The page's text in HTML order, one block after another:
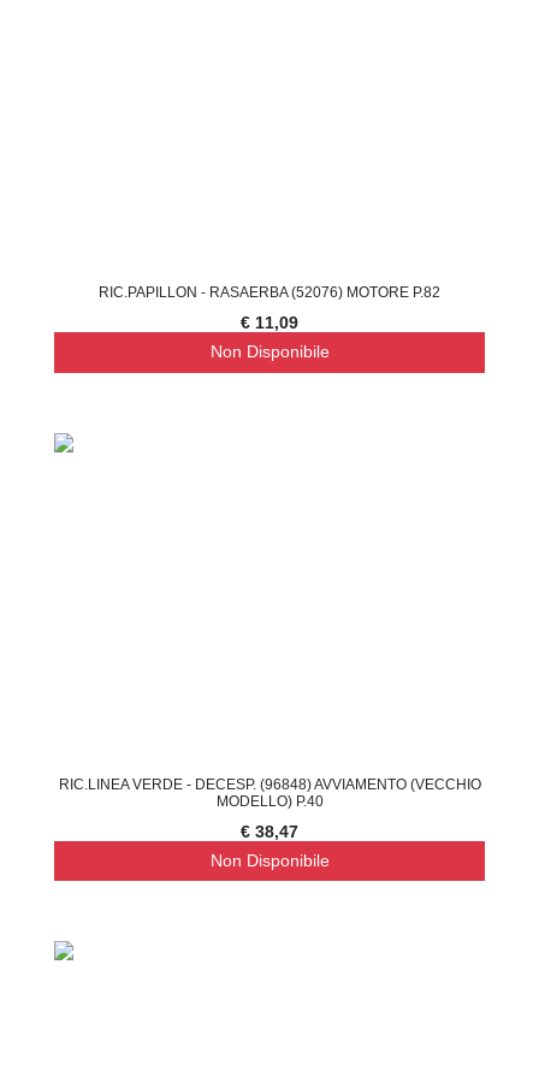
RIC.PAPILLON - RASAERBA (52076) MOTORE P.82
€ 11,09
Non Disponibile
RIC.LINEA VERDE - DECESP. (96848) AVVIAMENTO (VECCHIO
MODELLO) P.40
€ 38,47
Non Disponibile